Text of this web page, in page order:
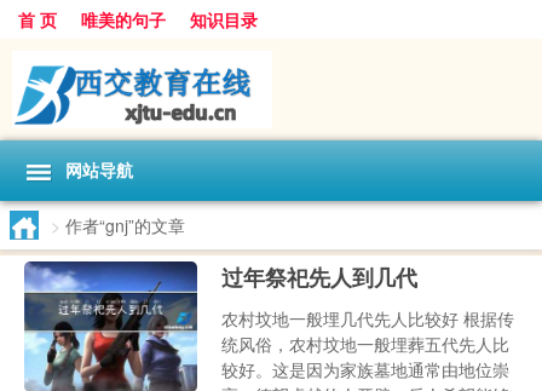
首 页 唯美的句子 知识目录
网站导航
> 作者“gnj”的文章
过年祭祀先人到几代
农村坟地一般埋几代先人比较好 根据传
统风俗，农村坟地一般埋葬五代先人比
较好。这是因为家族墓地通常由地位崇